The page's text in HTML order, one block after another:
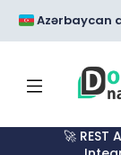
Azərbaycan
🚀